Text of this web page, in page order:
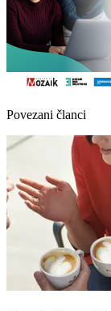
Povezani članci